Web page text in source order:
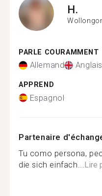
H.
PARLE COURAMMENT
Allemand Anglais
APPREND
Espagnol
Partenaire
Tu como persona,
die sich einfach... Lire